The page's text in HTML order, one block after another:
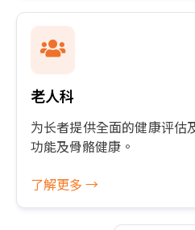
老人科
为长者提供全面的健康评估
功能及骨骼健康。
了解更多 →